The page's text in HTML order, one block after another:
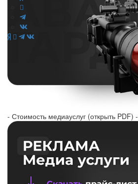
- Стоимость медиауслуг (открыть PDF) -